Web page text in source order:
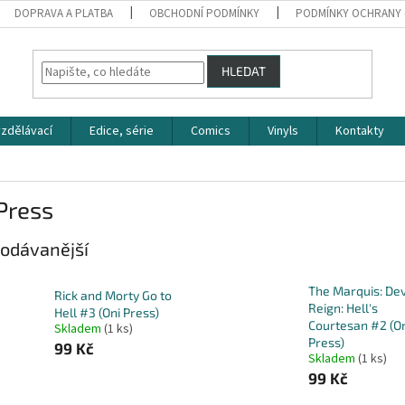
DOPRAVA A PLATBA OBCHODNÍ PODMÍNKY PODMÍNKY
HLEDAT
Edice, série Comics Vinyls Kontakty
Rick and Morty Go to
Hell #3 (Oni Press)
Skladem (1 ks)
99 Kč
The Marquis:
Reign: Hell's
Courtesan #2
Press)
Skladem (1 ks)
99 Kč